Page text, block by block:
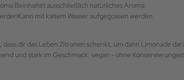
Beinhaltet ausschließlich natürliches Aroma
Kann mit kaltem Wasser aufgegossen werden
dir das Leben Zitronen schenkt, um dann Limonade
und stark im Geschmack. vegan - ohne